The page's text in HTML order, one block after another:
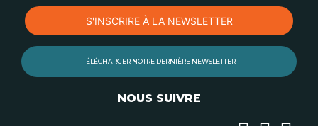
TÉLÉCHARGER NOTRE DERNIÈRE NEWSLETTER
NOUS SUIVRE